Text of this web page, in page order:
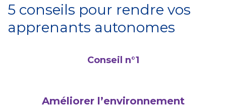
5 conseils pour rendre vos
apprenants autonomes
Conseil n°1
Améliorer l’environnement